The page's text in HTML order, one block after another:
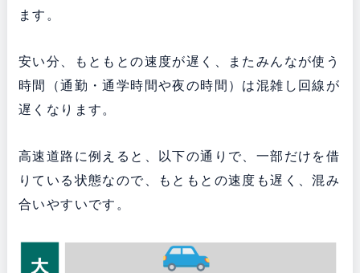
ます。
安い分、もともとの速度が遅く、またみんなが使う
時間（通勤・通学時間や夜の時間）は混雑し回線が
遅くなります。
高速道路に例えると、以下の通りで、一部だけを借
りている状態なので、もともとの速度も遅く、混み
合いやすいです。